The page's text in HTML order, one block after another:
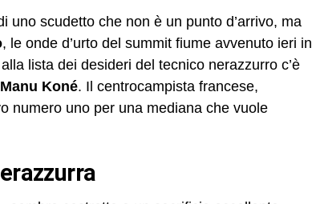
uno scudetto che non è un punto d’arrivo, ma
, le onde d’urto del summit fiume avvenuto ieri in
lista dei desideri del tecnico nerazzurro c’è
Manu Koné. Il centrocampista francese,
numero uno per una mediana che vuole